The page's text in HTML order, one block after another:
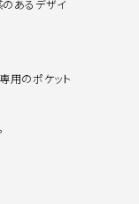
あるデザイ
用のポケット